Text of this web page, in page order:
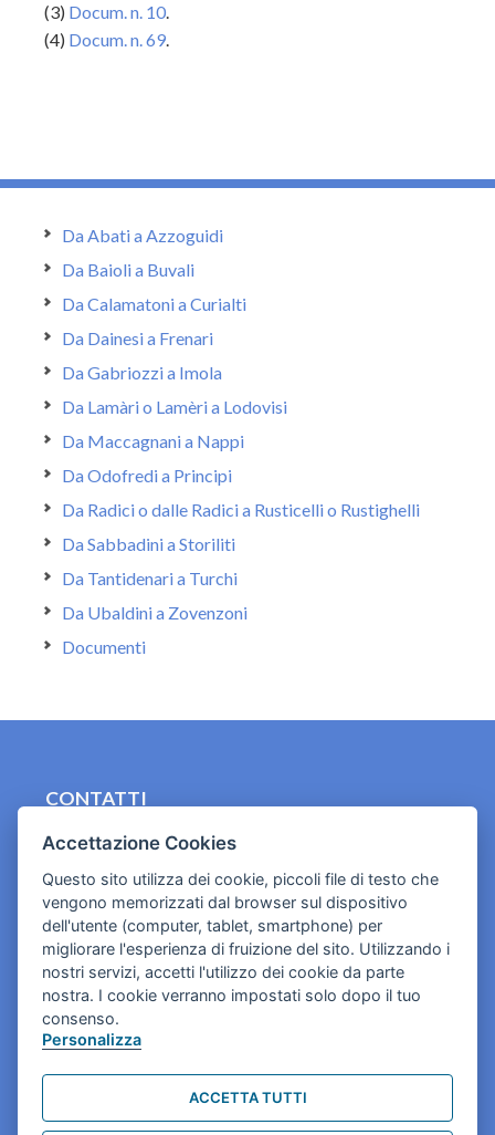
(3) Docum. n. 10.
(4) Docum. n. 69.
Da Abati a Azzoguidi
Da Baioli a Buvali
Da Calamatoni a Curialti
Da Dainesi a Frenari
Da Gabriozzi a Imola
Da Lamàri o Lamèri a Lodovisi
Da Maccagnani a Nappi
Da Odofredi a Principi
Da Radici o dalle Radici a Rusticelli o Rustighelli
Da Sabbadini a Storiliti
Da Tantidenari a Turchi
Da Ubaldini a Zovenzoni
Documenti
CONTATTI
contact.originebologna@gmail.com
Cookies e informativa privacy
Accettazione Cookies
Questo sito utilizza dei cookie, piccoli file di testo che
vengono memorizzati dal browser sul dispositivo
dell'utente (computer, tablet, smartphone) per
migliorare l'esperienza di fruizione del sito. Utilizzando i
nostri servizi, accetti l'utilizzo dei cookie da parte
nostra. I cookie verranno impostati solo dopo il tuo
consenso.
Personalizza
ACCETTA TUTTI